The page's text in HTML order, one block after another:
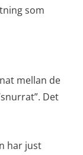
som
mellan de
Det
har just